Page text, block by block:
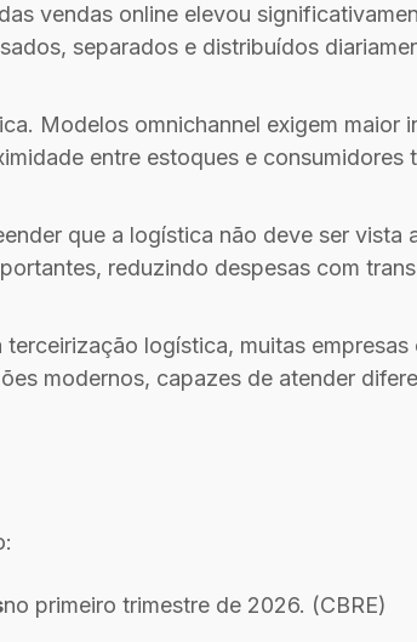
vendas online elevou
separados e distribuídos
Modelos omnichannel exigem maior
entre estoques e consumidores
que a logística não deve ser vista
reduzindo despesas com
logística, muitas
modernos, capazes de atender
no primeiro trimestre de 2026. (CBRE)